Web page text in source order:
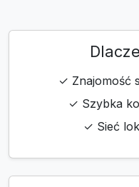
✓ Znajomość
✓ Szybka
✓ Sieć